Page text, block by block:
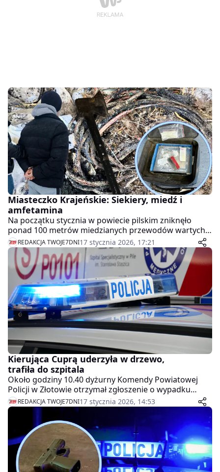
Miasteczko Krajeńskie: Siekiery, miedź i
amfetamina
Na początku stycznia w powiecie pilskim zniknęło
ponad 100 metrów miedzianych przewodów wartych
15 tysięcy złotych. Kradzież nie była dziełem przypadku
– za wszystkim stał duet z gminy Miasteczko
Krajeńskie, który w garażu przerabiał łup na czyste
kilogramy miedzi.
REDAKCJA TWOJE7DNI17 stycznia 2026, 17:21
Kierująca Cuprą uderzyła w drzewo,
trafiła do szpitala
Około godziny 10.40 dyżurny Komendy Powiatowej
Policji w Złotowie otrzymał zgłoszenie o wypadku
drogowym w rejonie miejscowości Zawilce. Kierująca
pojazdem trafiła do szpitala.
REDAKCJA TWOJE7DNI17 stycznia 2026, 14:53